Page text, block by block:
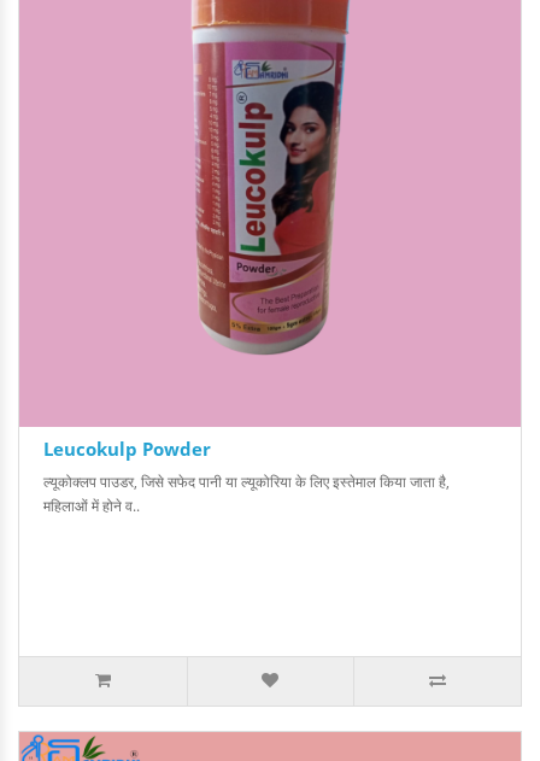
Leucokulp Powder
ल्यूकोक्लप पाउडर, जिसे सफेद पानी या ल्यूकोरिया के लिए इस्तेमाल किया जाता है,
महिलाओं में होने व..